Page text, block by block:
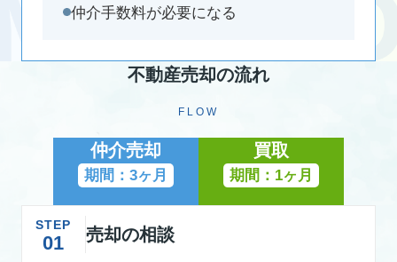
仲介手数料が必要になる
不動産売却の流れ
FLOW
仲介売却
期間：3ヶ月
買取
期間：1ヶ月
STEP
01 売却の相談